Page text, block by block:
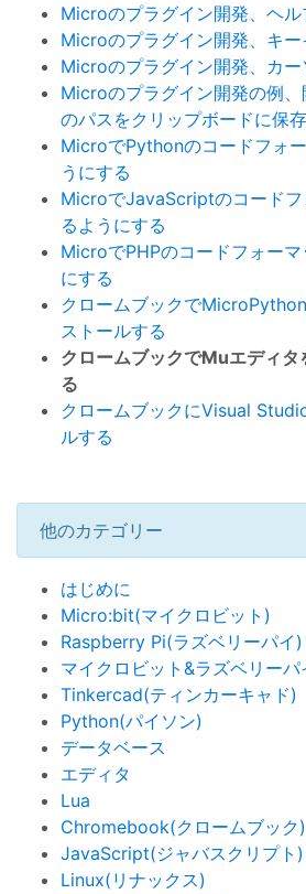
Microのプラグイン開発、ヘル
Microのプラグイン開発、キー
Microのプラグイン開発、カ
Microのプラグイン開発の例
のパスをクリップボードに保
MicroでPythonのコードフォ
うにする
MicroでJavaScriptのコードフ
るようにする
MicroでPHPのコードフォーマ
にする
クロームブックで
ストールする
クロームブックでMuエディ
る
クロームブックにVisual
ルする
他のカテゴリー
はじめに
Micro:bit(マイクロビット)
Raspberry Pi(ラズベリーパイ)
マイクロビット&ラズベリーパ
Tinkercad(ティンカーキャド)
Python(パイソン)
データベース
エディタ
Lua
Chromebook(クロームブック)
JavaScript(ジャバスクリプト)
Linux(リナックス)